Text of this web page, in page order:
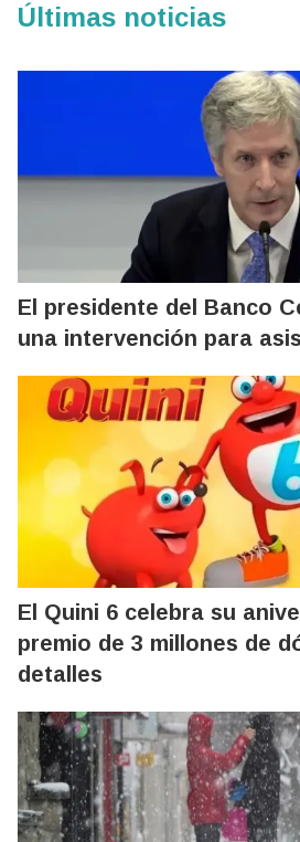
Últimas noticias
El presidente del Banco
una intervención para
El Quini 6 celebra su
premio de 3 millones de
detalles